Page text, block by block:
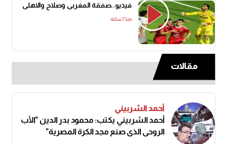
فيديو..صفقة المغربى وصلاح والاهلى
منذ7 ساعة
مقالات
أحمد الشربيني
أحمد الشربيني يكتب: محمود بدر الدين "الأب
الروحي الذي صنع مجد الكرة المصرية"